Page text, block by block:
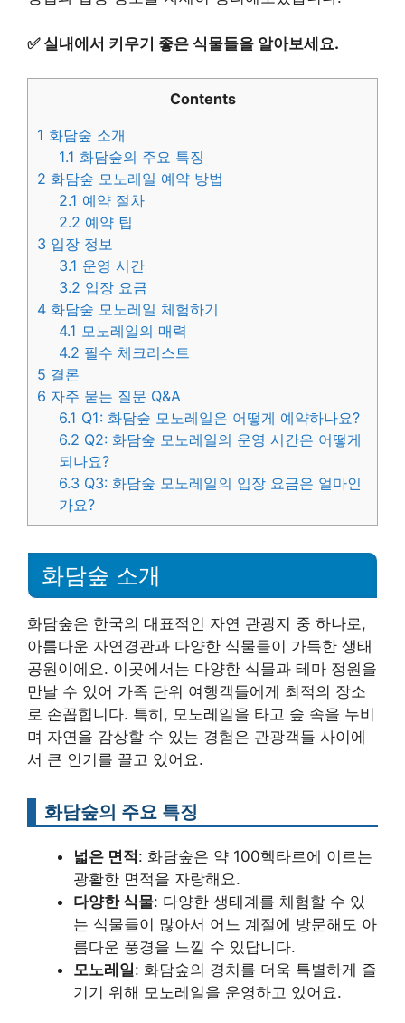
✅ 실내에서 키우기 좋은 식물들을 알아보세요.
Contents
1 화담숲 소개
1.1 화담숲의 주요 특징
2 화담숲 모노레일 예약 방법
2.1 예약 절차
2.2 예약 팁
3 입장 정보
3.1 운영 시간
3.2 입장 요금
4 화담숲 모노레일 체험하기
4.1 모노레일의 매력
4.2 필수 체크리스트
5 결론
6 자주 묻는 질문 Q&A
6.1 Q1: 화담숲 모노레일은 어떻게 예약하나요?
6.2 Q2: 화담숲 모노레일의 운영 시간은 어떻게
되나요?
6.3 Q3: 화담숲 모노레일의 입장 요금은 얼마인
가요?
화담숲 소개
화담숲은 한국의 대표적인 자연 관광지 중 하나로,
아름다운 자연경관과 다양한 식물들이 가득한 생태
공원이에요. 이곳에서는 다양한 식물과 테마 정원을
만날 수 있어 가족 단위 여행객들에게 최적의 장소
로 손꼽힙니다. 특히, 모노레일을 타고 숲 속을 누비
며 자연을 감상할 수 있는 경험은 관광객들 사이에
서 큰 인기를 끌고 있어요.
화담숲의 주요 특징
넓은 면적: 화담숲은 약 100헥타르에 이르는
광활한 면적을 자랑해요.
다양한 식물: 다양한 생태계를 체험할 수 있
는 식물들이 많아서 어느 계절에 방문해도 아
름다운 풍경을 느낄 수 있답니다.
모노레일: 화담숲의 경치를 더욱 특별하게 즐
기기 위해 모노레일을 운영하고 있어요.